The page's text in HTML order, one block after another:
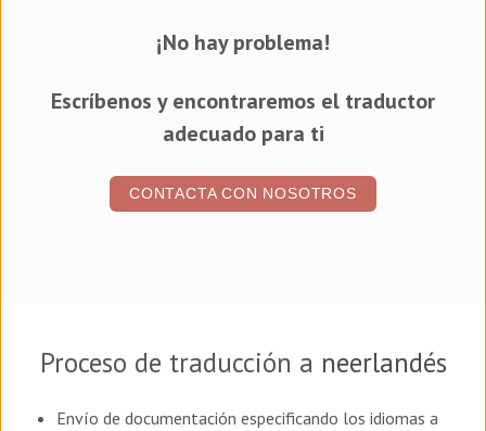
¡No hay problema!
Escríbenos y encontraremos el traductor
adecuado para ti
CONTACTA CON NOSOTROS
Proceso de traducción a neerlandés
Envío de documentación especificando los idiomas a